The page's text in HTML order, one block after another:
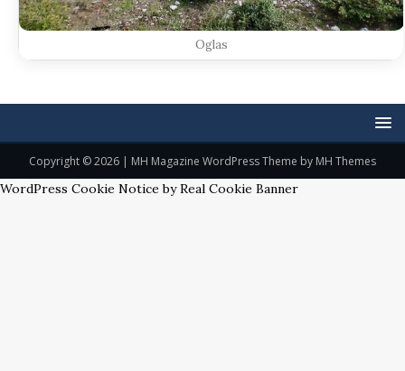
Oglas
Copyright © 2026 | MH Magazine WordPress Theme by MH Themes
WordPress Cookie Notice by Real Cookie Banner